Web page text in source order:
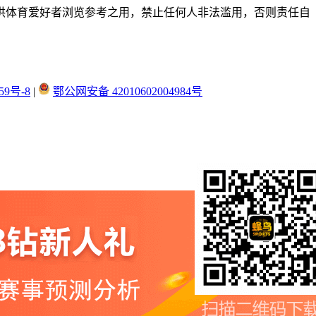
育爱好者浏览参考之用，禁止任何人非法滥用，否则责任自
号-8 | 鄂公网安备 42010602004984号